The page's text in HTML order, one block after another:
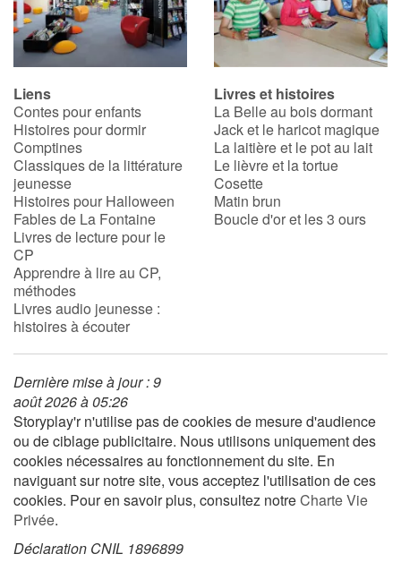
Liens
Contes pour enfants
Histoires pour dormir
Comptines
Classiques de la littérature
jeunesse
Histoires pour Halloween
Fables de La Fontaine
Livres de lecture pour le
CP
Apprendre à lire au CP,
méthodes
Livres audio jeunesse :
histoires à écouter
Livres et histoires
La Belle au bois dormant
Jack et le haricot magique
La laitière et le pot au lait
Le lièvre et la tortue
Cosette
Matin brun
Boucle d'or et les 3 ours
Dernière mise à jour : 9
août 2026 à 05:26
Storyplay'r n'utilise pas de cookies de mesure d'audience
ou de ciblage publicitaire. Nous utilisons uniquement des
cookies nécessaires au fonctionnement du site. En
naviguant sur notre site, vous acceptez l'utilisation de ces
cookies. Pour en savoir plus, consultez notreCharte Vie
Privée.
Déclaration CNIL 1896899